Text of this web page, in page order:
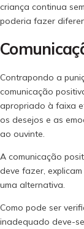
criança continua
poderia fazer
Contrapondo a
comunicação
apropriado à faixa
os desejos e as
ao ouvinte.
A comunicação
deve fazer,
uma alternativa.
Como pode ser
inadequado deve-